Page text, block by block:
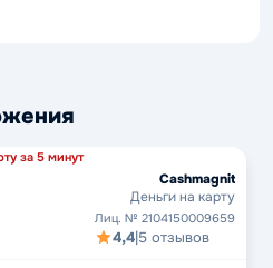
за 5 минут
Cashmagnit
Деньги на карту
Лиц. № 2104150009659
4,4|5 отзывов